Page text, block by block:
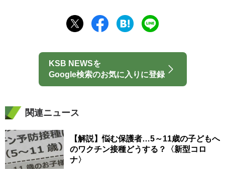
KSB NEWSを
Google検索のお気に入りに登録
関連ニュース
【解説】悩む保護者…5～11歳の子どもへ
のワクチン接種どうする？〈新型コロ
ナ〉